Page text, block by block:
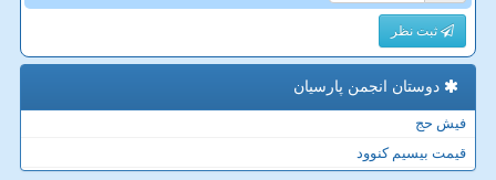
ثبت نظر
دوستان انجمن پارسیان
فیش حج
قیمت بیسیم کنوود